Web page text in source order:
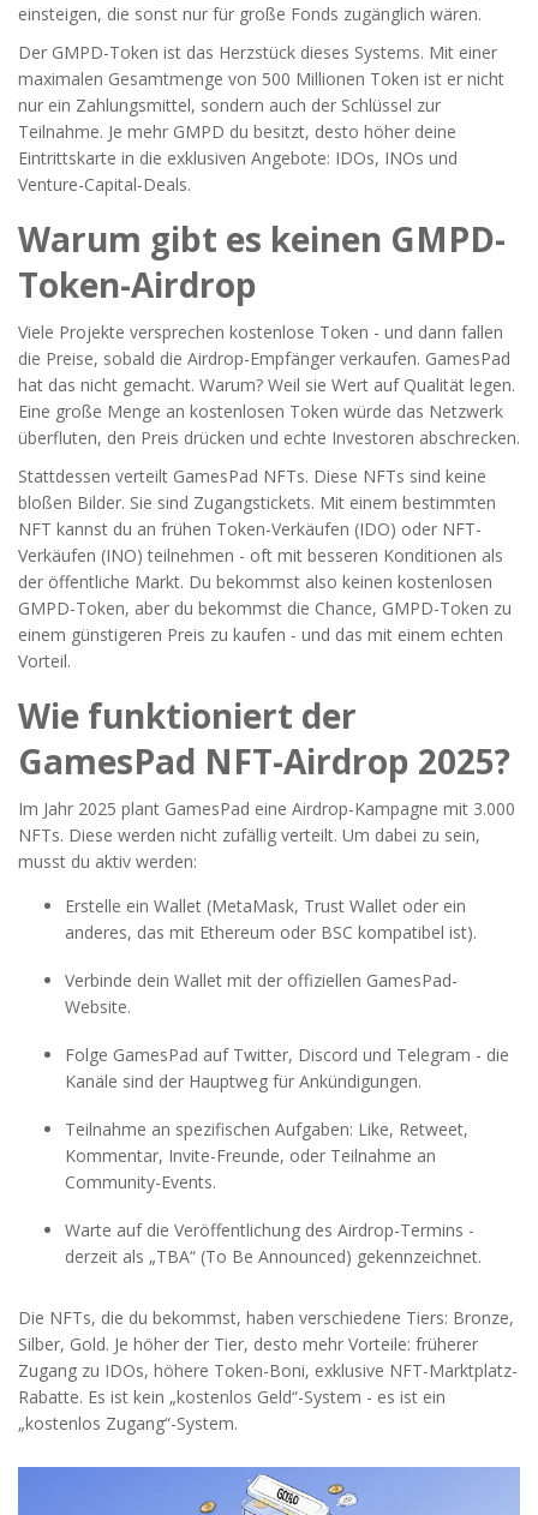
einsteigen, die sonst nur für große Fonds zugänglich wären.
Der GMPD-Token ist das Herzstück dieses Systems. Mit einer
maximalen Gesamtmenge von 500 Millionen Token ist er nicht
nur ein Zahlungsmittel, sondern auch der Schlüssel zur
Teilnahme. Je mehr GMPD du besitzt, desto höher deine
Eintrittskarte in die exklusiven Angebote: IDOs, INOs und
Venture-Capital-Deals.
Warum gibt es keinen GMPD-
Token-Airdrop
Viele Projekte versprechen kostenlose Token - und dann fallen
die Preise, sobald die Airdrop-Empfänger verkaufen. GamesPad
hat das nicht gemacht. Warum? Weil sie Wert auf Qualität legen.
Eine große Menge an kostenlosen Token würde das Netzwerk
überfluten, den Preis drücken und echte Investoren abschrecken.
Stattdessen verteilt GamesPad NFTs. Diese NFTs sind keine
bloßen Bilder. Sie sind Zugangstickets. Mit einem bestimmten
NFT kannst du an frühen Token-Verkäufen (IDO) oder NFT-
Verkäufen (INO) teilnehmen - oft mit besseren Konditionen als
der öffentliche Markt. Du bekommst also keinen kostenlosen
GMPD-Token, aber du bekommst die Chance, GMPD-Token zu
einem günstigeren Preis zu kaufen - und das mit einem echten
Vorteil.
Wie funktioniert der
GamesPad NFT-Airdrop 2025?
Im Jahr 2025 plant GamesPad eine Airdrop-Kampagne mit 3.000
NFTs. Diese werden nicht zufällig verteilt. Um dabei zu sein,
musst du aktiv werden:
Erstelle ein Wallet (MetaMask, Trust Wallet oder ein
anderes, das mit Ethereum oder BSC kompatibel ist).
Verbinde dein Wallet mit der offiziellen GamesPad-
Website.
Folge GamesPad auf Twitter, Discord und Telegram - die
Kanäle sind der Hauptweg für Ankündigungen.
Teilnahme an spezifischen Aufgaben: Like, Retweet,
Kommentar, Invite-Freunde, oder Teilnahme an
Community-Events.
Warte auf die Veröffentlichung des Airdrop-Termins -
derzeit als „TBA“ (To Be Announced) gekennzeichnet.
Die NFTs, die du bekommst, haben verschiedene Tiers: Bronze,
Silber, Gold. Je höher der Tier, desto mehr Vorteile: früherer
Zugang zu IDOs, höhere Token-Boni, exklusive NFT-Marktplatz-
Rabatte. Es ist kein „kostenlos Geld“-System - es ist ein
„kostenlos Zugang“-System.